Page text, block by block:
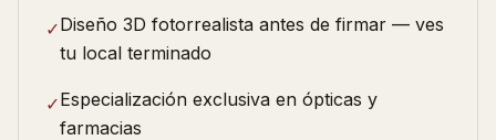
✓Diseño 3D fotorrealista antes de firmar — ves
tu local terminado
✓Especialización exclusiva en ópticas y
farmacias